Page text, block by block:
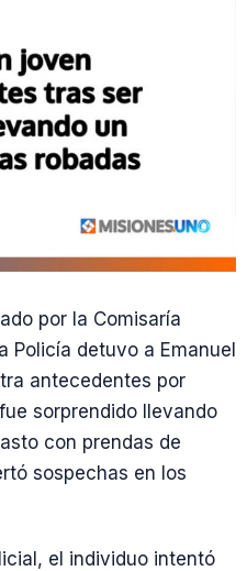
por la Comisaría
Policía detuvo a Emanuel
antecedentes por
sorprendido llevando
con prendas de
sospechas en los
el individuo intentó